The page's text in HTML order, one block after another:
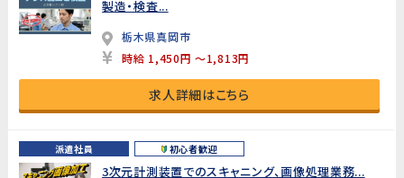
製造・検査...
栃木県真岡市
時給 1,450円 ～1,813円
求人詳細はこちら
派遣社員 初心者歓迎
3次元計測装置でのスキャニング、画像処理業務...